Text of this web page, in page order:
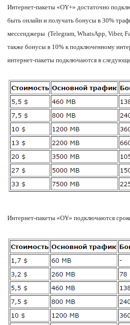
Интернет-пакеты «OY+» достаточно
быть онлайн и получать бонусы в 30%
мессенджеры (Telegram, WhatsApp, Viber,
также бонусы в 10% к подключенному
интернет-пакеты подключаются в
Интернет-пакеты «OY» подключаются